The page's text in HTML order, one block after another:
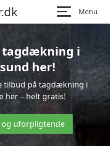
Menu
tagdækning i
her!
tilbud på tagdækning i
her – helt gratis!
og uforpligtende